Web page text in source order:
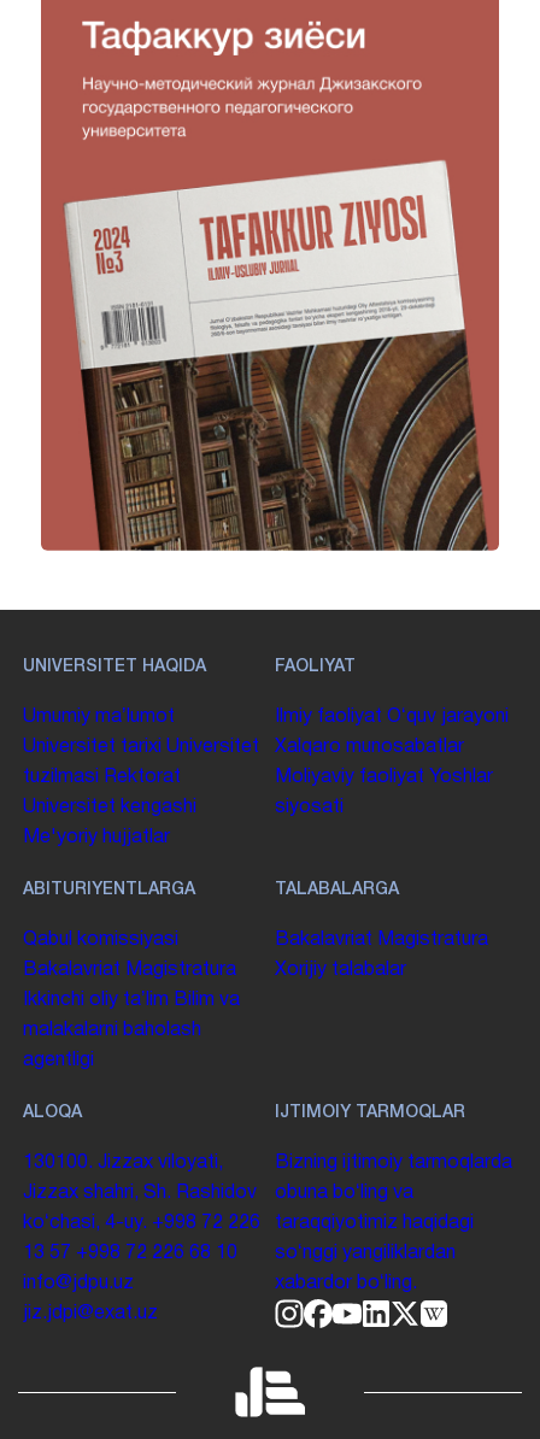
UNIVERSITET HAQIDA
Umumiy maʼlumot
Universitet tarixi Universitet
tuzilmasi
Rektorat
Universitet kengashi
Me'yoriy hujjatlar
FAOLIYAT
Ilmiy faoliyat Oʻquv jarayoni
Xalqaro munosabatlar
Moliyaviy faoliyat Yoshlar
siyosati
ABITURIYENTLARGA
Qabul komissiyasi
Bakalavriat Magistratura
Ikkinchi oliy taʼlim Bilim va
malakalarni baholash
agentligi
TALABALARGA
Bakalavriat Magistratura
Xorijiy talabalar
ALOQA
130100. Jizzax viloyati,
Jizzax shahri, Sh. Rashidov
koʻchasi, 4-uy. +998 72 226
13 57 +998 72 226 68 10
info@jdpu.uz
jiz.jdpi@exat.uz
IJTIMOIY TARMOQLAR
Bizning ijtimoiy tarmoqlarda
obuna boʻling va
taraqqiyotimiz haqidagi
soʻnggi yangiliklardan
xabardor boʻling.